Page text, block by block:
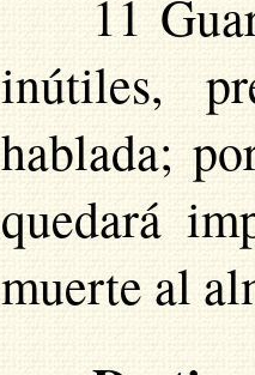
11
inútiles,
hablada;
quedará
muerte al